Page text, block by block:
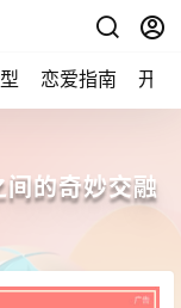
恋爱指南 开始
的奇妙交融